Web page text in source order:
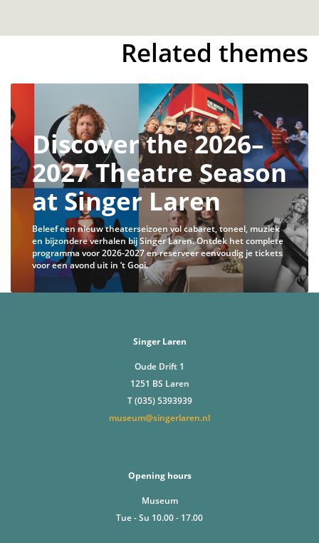
Related themes
Discover the 2026–
2027 Theatre Season
at Singer Laren
Beleef een nieuw theaterseizoen vol cabaret, toneel, muziek
en bijzondere verhalen bij Singer Laren. Ontdek het complete
programma voor 2026-2027 en reserveer eenvoudig je tickets
voor een avond uit in ’t Gooi.
Singer Laren
Oude Drift 1
1251 BS Laren
T (035) 5393939
museum@singerlaren.nl
Opening hours
Museum
Tue - Su 10.00 - 17.00